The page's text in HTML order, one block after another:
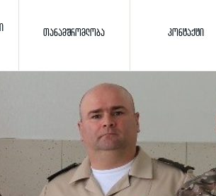
ᲗᲐᲜᲐᲛᲨᲠᲝᲛᲚᲝᲑᲐ ᲙᲝᲜᲢᲐᲥᲢᲘ